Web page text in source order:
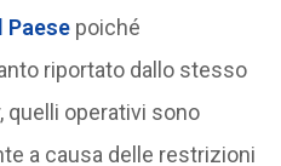
Paesepoiché
riportato dallo stesso
quelli operativi sono
a causa delle restrizioni